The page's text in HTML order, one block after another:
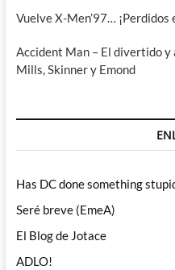
Vuelve X-Men’97…
Accident Man – El divertido y
Mills, Skinner y Emond
Has DC done something
Seré breve (EmeA)
El Blog de Jotace
ADLO!